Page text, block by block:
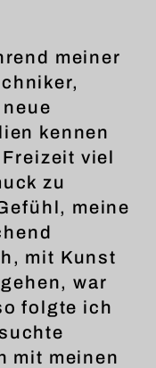
meiner
kennen
viel
zu
meine
mit Kunst
war
folgte ich
mit meinen